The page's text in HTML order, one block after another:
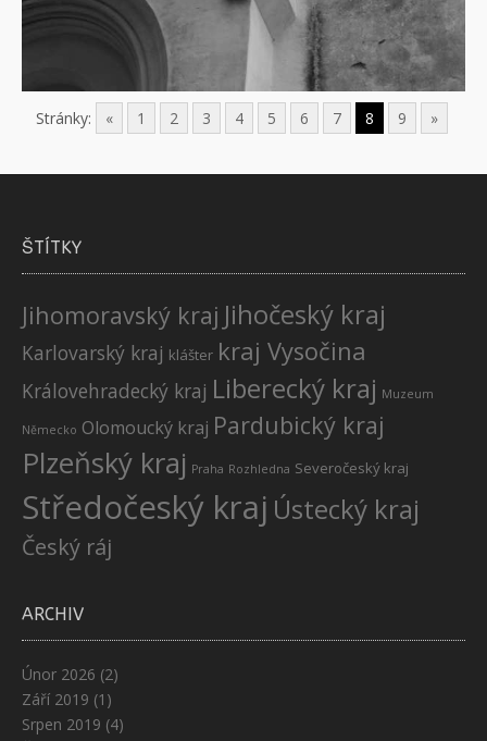
Stránky: « 1 2 3 4 5 6 7 8 9 »
ŠTÍTKY
Jihomoravský kraj Jihočeský kraj
Karlovarský kraj klášter kraj Vysočina
Královehradecký kraj Liberecký kraj Muzeum
Německo Olomoucký kraj Pardubický kraj
Plzeňský kraj Praha Rozhledna Severočeský kraj
Středočeský kraj Ústecký kraj
Český ráj
ARCHIV
Únor 2026 (2)
Září 2019 (1)
Srpen 2019 (4)